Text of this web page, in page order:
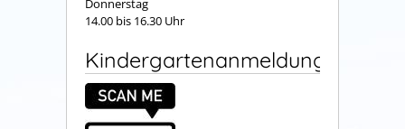
Donnerstag
14.00 bis 16.30 Uhr
Kindergartenanmeldung